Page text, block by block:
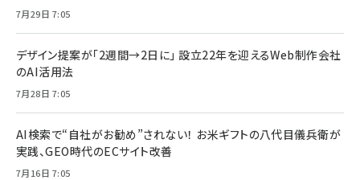
7月29日 7:05
デザイン提案が「2週間→2日に」 設立22年を迎えるWeb制作会社
のAI活用法
7月28日 7:05
AI検索で“自社がお勧め”されない！ お米ギフトの八代目儀兵衛が
実践、GEO時代のECサイト改善
7月16日 7:05